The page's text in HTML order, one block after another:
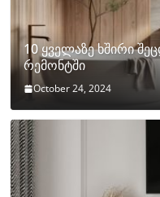
10 ყველაზე ხშირი
რემონტში
October 24, 2024